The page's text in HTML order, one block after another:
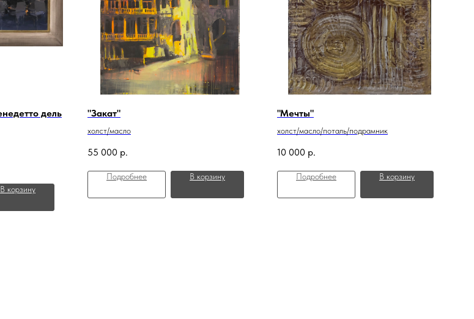
дель
В корзину
"Закат"
холст/масло
55 000 р.
Подробнее В корзину
"Мечты"
холст/масло/поталь/подрамник
10 000 р.
Подробнее В корзину